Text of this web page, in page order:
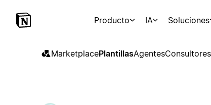
Producto IA Soluciones
MarketplacePlantillasAgentesConsultores